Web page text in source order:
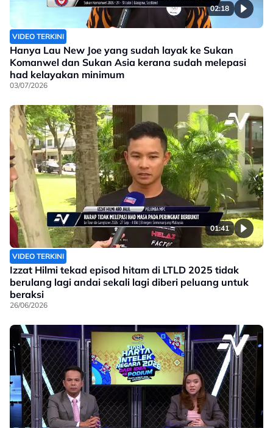
02:18
VIDEO TERKINI
Hanya Lau New Joe yang sudah layak ke Sukan
Komanwel dan Sukan Asia kerana sudah melepasi
had kelayakan minimum
03/07/2026
01:41
VIDEO TERKINI
Izzat Hilmi tekad episod hitam di LTLD 2025 tidak
berulang lagi andai sekali lagi diberi peluang untuk
beraksi
26/06/2026